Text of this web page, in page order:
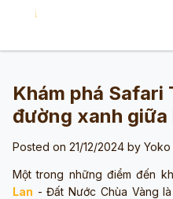
Khám phá Safari
đường xanh
Posted on 21/12/2024 by
Một trong những điểm đến
Lan - Đất Nước Chùa Vàng